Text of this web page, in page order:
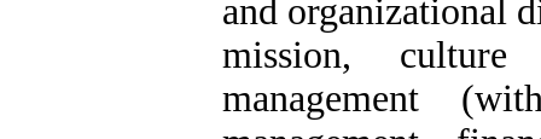
and organizational
mission, culture
management